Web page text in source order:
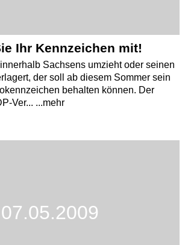
Ihr Kennzeichen mit!
Sachsens umzieht oder seinen
der soll ab diesem Sommer sein
behalten können. Der
Ver... ...mehr
07.05.2009